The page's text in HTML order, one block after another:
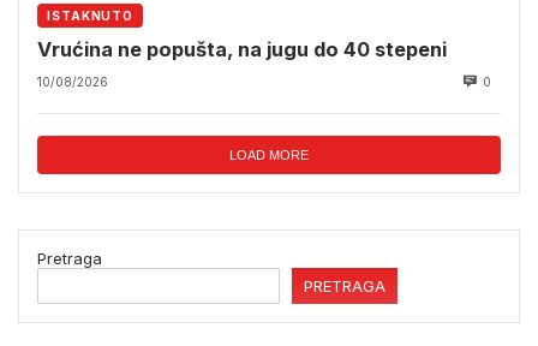
ISTAKNUTO
Vrućina ne popušta, na jugu do 40 stepeni
10/08/2026 0
LOAD MORE
Pretraga
PRETRAGA